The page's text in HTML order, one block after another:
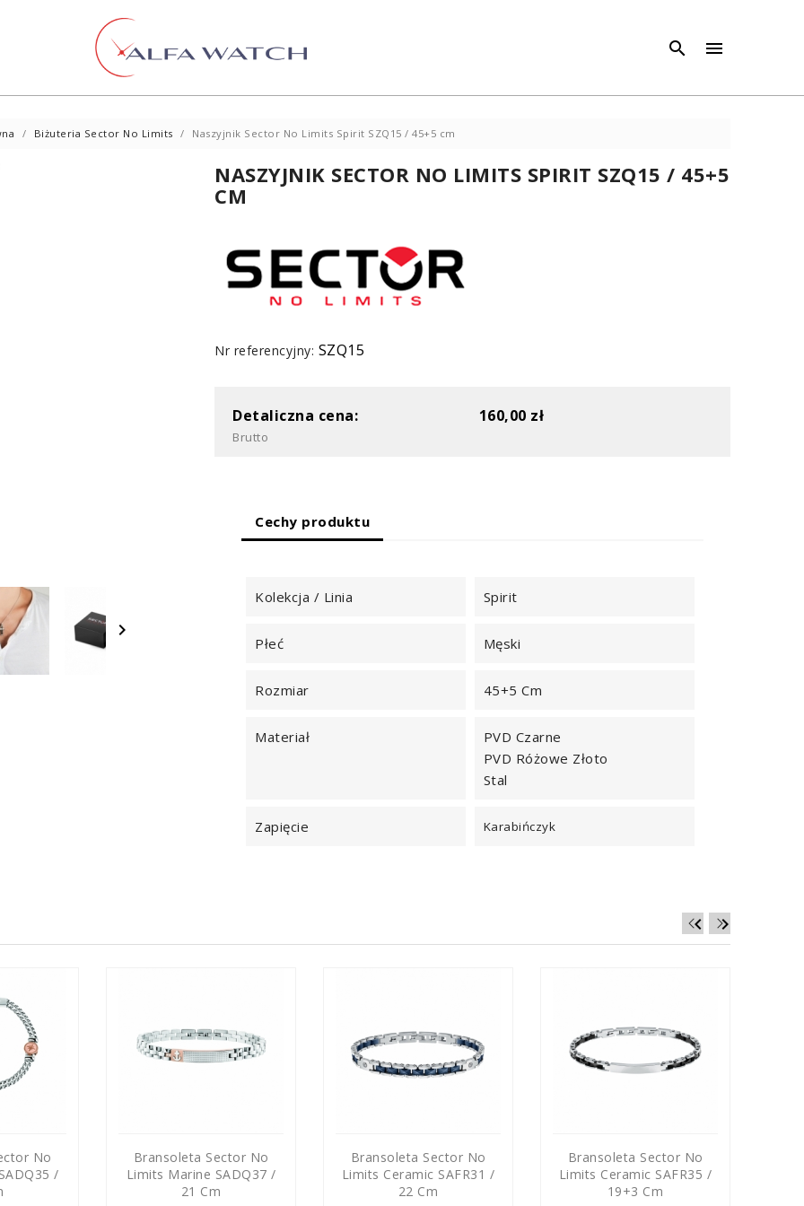
 
Biżuteria Sector No Limits Naszyjnik Sector No Limits Spirit SZQ15 / 45+5 cm

NASZYJNIK SECTOR NO LIMITS SPIRIT SZQ15 / 45+5
CM
Nr referencyjny: SZQ15
Detaliczna cena: 160,00 zł
Brutto
Cechy produktu
Kolekcja / Linia Spirit
Płeć Męski
Rozmiar 45+5 Cm
Materiał
PVD Czarne
PVD Różowe Złoto
Stal
Zapięcie Karabińczyk

No
/
Bransoleta Sector No
Limits Marine SADQ37 /
21 Cm
Bransoleta Sector No
Limits Ceramic SAFR31 /
22 Cm
Bransoleta Sector No
Limits Ceramic SAFR35 /
19+3 Cm
